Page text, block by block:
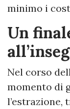
minimo i
Un
Nel corso
momento di
l’estrazione,